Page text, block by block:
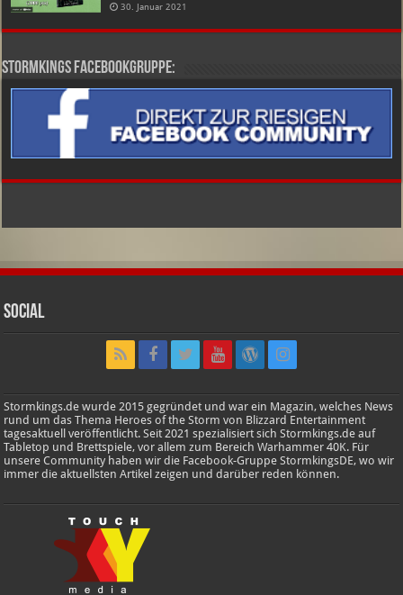
30. Januar 2021
Stormkings Facebookgruppe:
Social
Stormkings.de wurde 2015 gegründet und war ein Magazin, welches News
rund um das Thema Heroes of the Storm von Blizzard Entertainment
tagesaktuell veröffentlicht. Seit 2021 spezialisiert sich Stormkings.de auf
Tabletop und Brettspiele, vor allem zum Bereich Warhammer 40K. Für
unsere Community haben wir die Facebook-Gruppe StormkingsDE, wo wir
immer die aktuellsten Artikel zeigen und darüber reden können.